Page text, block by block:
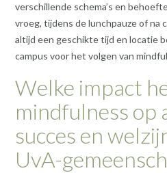
verschillende schema’s en
vroeg, tijdens de lunchpauze of na
altijd een geschikte tijd en locatie
campus voor het volgen van
Welke impact
mindfulness op
succes en
UvA-